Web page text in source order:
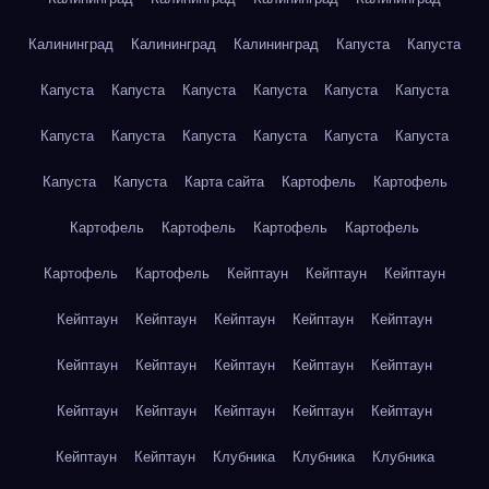
Калининград Калининград Калининград Капуста Капуста
Капуста Капуста Капуста Капуста Капуста Капуста
Капуста Капуста Капуста Капуста Капуста Капуста
Капуста Капуста Карта сайта Картофель Картофель
Картофель Картофель Картофель Картофель
Картофель Картофель Кейптаун Кейптаун Кейптаун
Кейптаун Кейптаун Кейптаун Кейптаун Кейптаун
Кейптаун Кейптаун Кейптаун Кейптаун Кейптаун
Кейптаун Кейптаун Кейптаун Кейптаун Кейптаун
Кейптаун Кейптаун Клубника Клубника Клубника